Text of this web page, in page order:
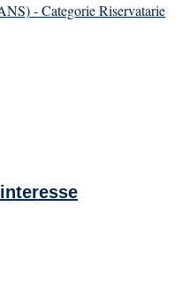
- Categorie Riservatarie